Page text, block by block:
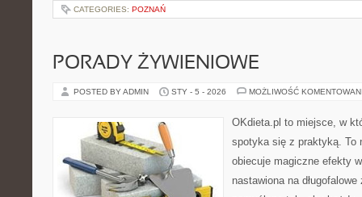
CATEGORIES: POZNAŃ
PORADY ŻYWIENIOWE
POSTED BY ADMIN STY - 5 - 2026 MOŻLIWOŚĆ
OKdieta.pl to miejsce, w
spotyka się z praktyką. To
obiecuje magiczne efekty
nastawiona na